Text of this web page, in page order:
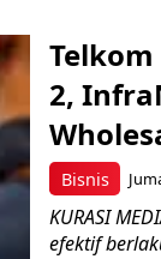
Bisnis
2,
KURASI
efektif